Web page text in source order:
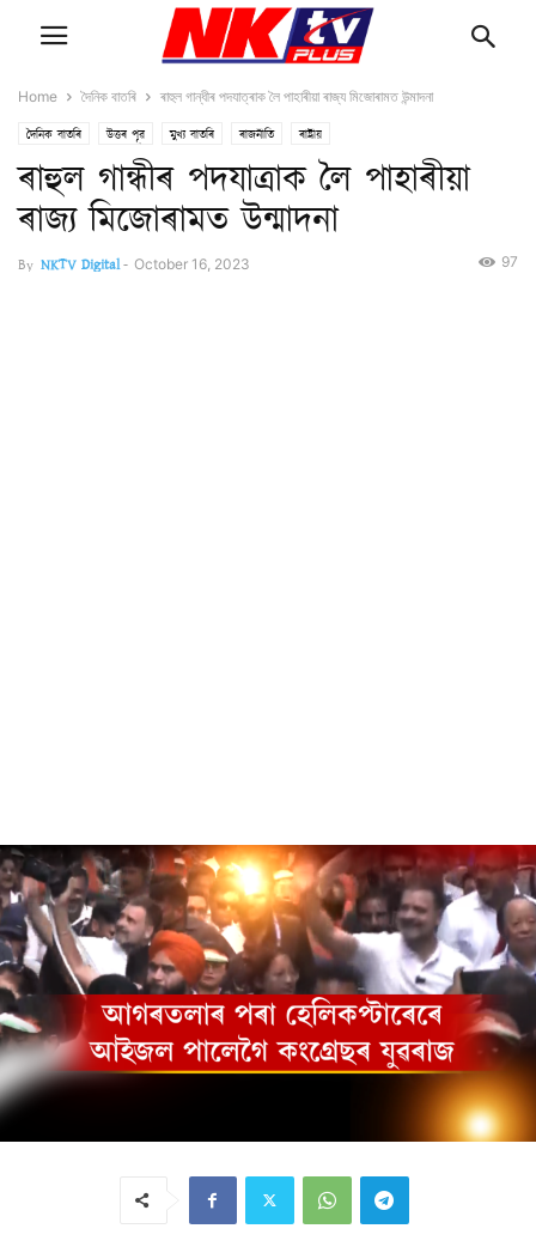
Home দৈনিক বাতৰি ৰাহুল গান্ধীৰ পদযাত্ৰাক লৈ পাহাৰীয়া ৰাজ্য মিজোৰামত উন্মাদনা
দৈনিক বাতৰি উত্তৰ পূৱ মুখ্য বাতৰি ৰাজনীতি ৰাষ্ট্ৰীয়
ৰাহুল গান্ধীৰ পদযাত্ৰাক লৈ পাহাৰীয়া
ৰাজ্য মিজোৰামত উন্মাদনা
By NKTV Digital- October 16, 2023 97